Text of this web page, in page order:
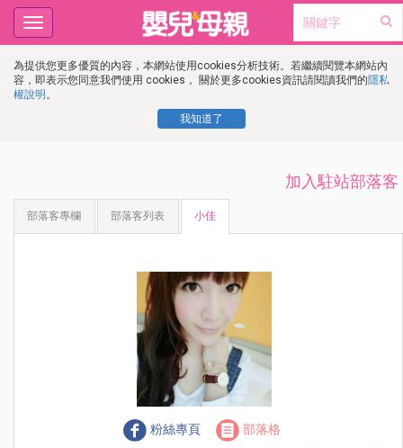
為提供您更多優質的內容，本網站使用cookies分析技術。若繼續閱覽本網站內
容，即表示您同意我們使用 cookies， 關於更多cookies資訊請閱讀我們的隱私
權說明 。
我知道了
Toggle
navigation
加入駐站部落客
部落客專欄 部落客列表 小佳
粉絲專頁 部落格